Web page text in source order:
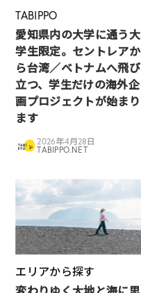
TABIPPO
愛知県内の大学に通う大
学生限定。セントレアか
ら台湾／ベトナムへ飛び
立つ、学生だけの海外企
画プロジェクトが始まり
ます
2026年4月28日
TABIPPO.NET
エリアから探す